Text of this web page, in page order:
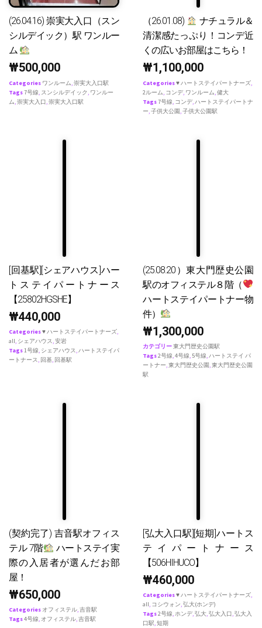
(26.04.16) 崇実大入口（スン
シルデイック）駅 ワンルー
ム
₩500,000
Categories ワンルーム,崇実大入口駅
Tags7号線, スンシルデイック , ワンルー
ム,崇実大入口,崇実大入口駅
（26.01.08)
ナチュラル＆
清潔感たっぷり！コンデ近
くの広いお部屋はこちら！
₩1,100,000
Categories♥ ハートステイパートナーズ,
2ルーム, コンデ, ワンルーム,健大
Tags7号線, コンデ,ハートステイパートナ
ー,子供大公園,子供大公園駅
[回基駅][シェアハウス]ハー
トステイパートナース
【25802HGSHE】
₩440,000
Categories♥ ハートステイパートナーズ,
all, シェアハウス,安岩
Tags1号線, シェアハウス,ハートステイパ
ートナース, 回基, 回基駅
(25.08.20）東大門歴史公園
駅のオフィステル８階（
ハートステイパートナー物
件）
₩1,300,000
カテゴリー東大門歴史公園駅
Tags2号線,4号線, 5号線,ハートステイ パ
ートナー,東大門歴史公園,東大門歴史公園
駅
(契約完了) 吉音駅オフィス
テル 7階
ハートステイ実
際の入居者が選んだお部
屋！
₩650,000
Categories オフィステル,吉音駅
Tags4号線, オフィステル,吉音駅
[弘大入口駅][短期]ハートス
テイパートナース
【506HIHUCO】
₩460,000
Categories♥ ハートステイパートナーズ,
all, コシウォン,弘大(ホンデ)
Tags2号線,ホンデ,弘大,弘大入口,弘大入
口駅,短期